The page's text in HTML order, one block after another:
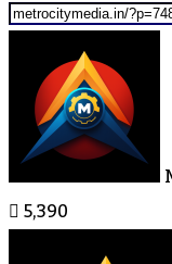
5,390